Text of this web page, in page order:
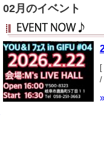
02月のイベント
/